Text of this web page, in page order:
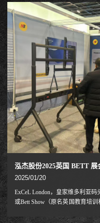
的合资企业，这两家公司是全球
泓杰股份2025英国 BETT 展
2025/01/20
ExCeL London，皇家维多利亚码
或Bett Show（原名英国教育培